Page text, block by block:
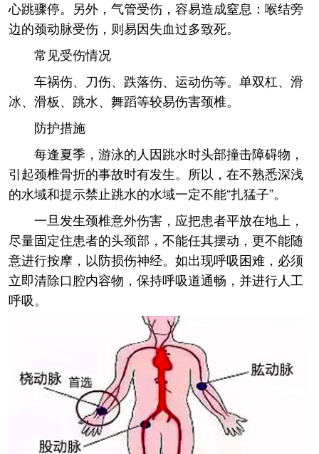
心跳骤停。另外，气管受伤，容易造成窒息：喉结旁
边的颈动脉受伤，则易因失血过多致死。
常见受伤情况
车祸伤、刀伤、跌落伤、运动伤等。单双杠、滑
冰、滑板、跳水、舞蹈等较易伤害颈椎。
防护措施
每逢夏季，游泳的人因跳水时头部撞击障碍物，
引起颈椎骨折的事故时有发生。所以，在不熟悉深浅
的水域和提示禁止跳水的水域一定不能“扎猛子”。
一旦发生颈椎意外伤害，应把患者平放在地上，
尽量固定住患者的头颈部，不能任其摆动，更不能随
意进行按摩，以防损伤神经。如出现呼吸困难，必须
立即清除口腔内容物，保持呼吸道通畅，并进行人工
呼吸。